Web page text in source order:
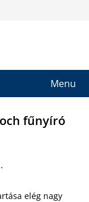
Menu
fűnyíró
elég nagy